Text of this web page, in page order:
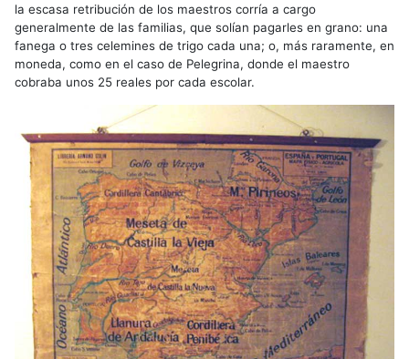
la escasa retribución de los maestros corría a cargo
generalmente de las familias, que solían pagarles en grano: una
fanega o tres celemines de trigo cada una; o, más raramente, en
moneda, como en el caso de Pelegrina, donde el maestro
cobraba unos 25 reales por cada escolar.